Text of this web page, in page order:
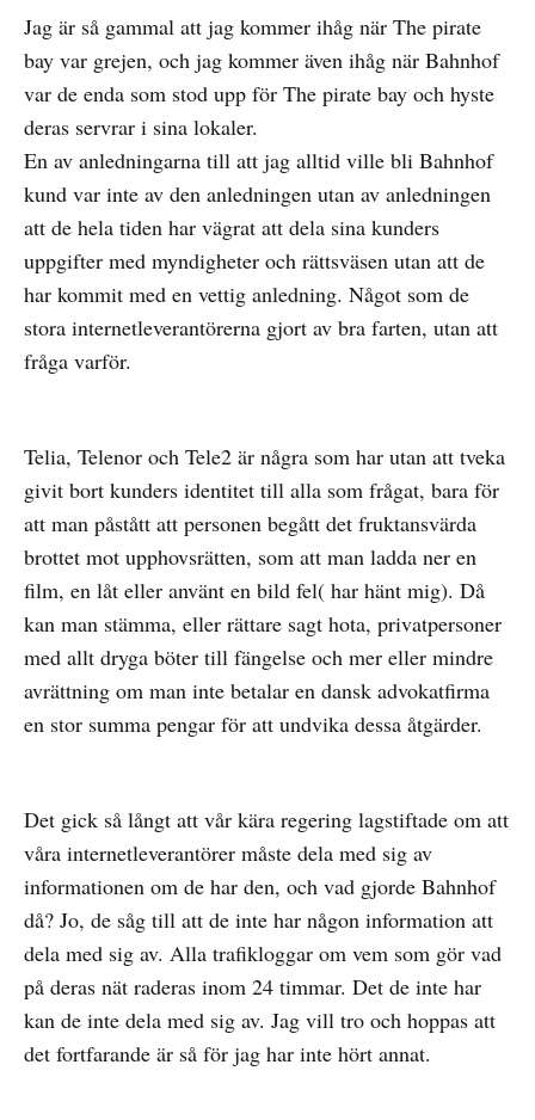
Jag är så gammal att jag kommer ihåg när The pirate
bay var grejen, och jag kommer även ihåg när Bahnhof
var de enda som stod upp för The pirate bay och hyste
deras servrar i sina lokaler.
En av anledningarna till att jag alltid ville bli Bahnhof
kund var inte av den anledningen utan av anledningen
att de hela tiden har vägrat att dela sina kunders
uppgifter med myndigheter och rättsväsen utan att de
har kommit med en vettig anledning. Något som de
stora internetleverantörerna gjort av bra farten, utan att
fråga varför.
Telia, Telenor och Tele2 är några som har utan att tveka
givit bort kunders identitet till alla som frågat, bara för
att man påstått att personen begått det fruktansvärda
brottet mot upphovsrätten, som att man ladda ner en
film, en låt eller använt en bild fel( har hänt mig). Då
kan man stämma, eller rättare sagt hota, privatpersoner
med allt dryga böter till fängelse och mer eller mindre
avrättning om man inte betalar en dansk advokatfirma
en stor summa pengar för att undvika dessa åtgärder.
Det gick så långt att vår kära regering lagstiftade om att
våra internetleverantörer måste dela med sig av
informationen om de har den, och vad gjorde Bahnhof
då? Jo, de såg till att de inte har någon information att
dela med sig av. Alla trafikloggar om vem som gör vad
på deras nät raderas inom 24 timmar. Det de inte har
kan de inte dela med sig av. Jag vill tro och hoppas att
det fortfarande är så för jag har inte hört annat.